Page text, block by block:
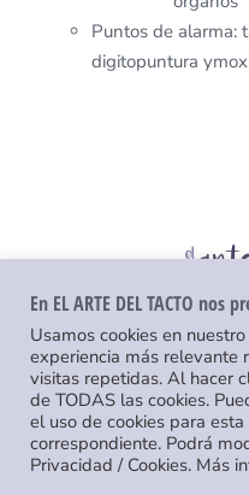
Puntos de alarma:
digitopuntura
© 2015-2026
Política de privacidad|
En EL ARTE DEL TACTO nos
Usamos cookies en
experiencia más relevante
visitas repetidas. Al hacer
de TODAS las cookies.
el uso de cookies para
correspondiente. Podrá
Privacidad / Cookies. Más